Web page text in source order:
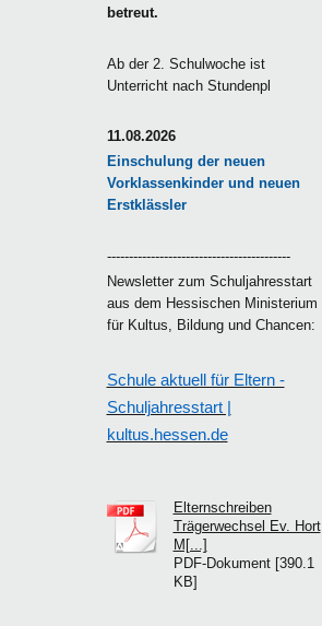
betreut.
Ab der 2. Schulwoche ist
Unterricht nach Stundenpl
11.08.2026
Einschulung der neuen
Vorklassenkinder und neuen
Erstklässler
------------------------------------------
Newsletter zum Schuljahresstart
aus dem Hessischen Ministerium
für Kultus, Bildung und Chancen:
Schule aktuell für Eltern -
Schuljahresstart |
kultus.hessen.de
Elternschreiben
Trägerwechsel Ev. Hort
M[...]
PDF-Dokument [390.1
KB]